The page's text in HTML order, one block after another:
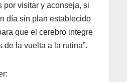
por visitar y aconseja, si
día sin plan establecido
que el cerebro integre
de la vuelta a la rutina”.